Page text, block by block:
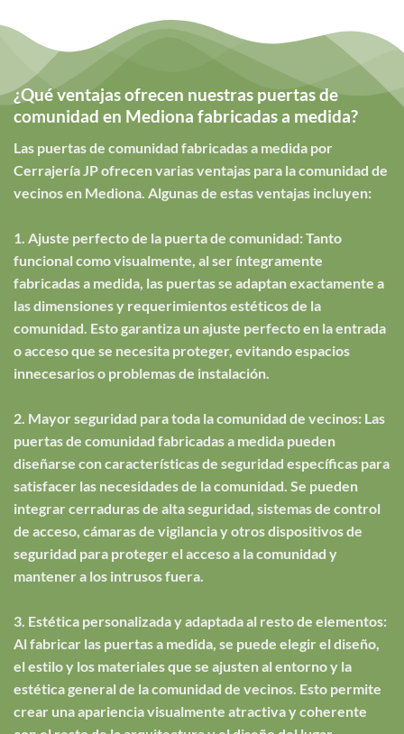
¿Qué ventajas ofrecen nuestras puertas de
comunidad en Mediona fabricadas a medida?
Las puertas de comunidad fabricadas a medida por
Cerrajería JP ofrecen varias ventajas para la comunidad de
vecinos en Mediona. Algunas de estas ventajas incluyen:
1. Ajuste perfecto de la puerta de comunidad: Tanto
funcional como visualmente, al ser íntegramente
fabricadas a medida, las puertas se adaptan exactamente a
las dimensiones y requerimientos estéticos de la
comunidad. Esto garantiza un ajuste perfecto en la entrada
o acceso que se necesita proteger, evitando espacios
innecesarios o problemas de instalación.
2. Mayor seguridad para toda la comunidad de vecinos: Las
puertas de comunidad fabricadas a medida pueden
diseñarse con características de seguridad específicas para
satisfacer las necesidades de la comunidad. Se pueden
integrar cerraduras de alta seguridad, sistemas de control
de acceso, cámaras de vigilancia y otros dispositivos de
seguridad para proteger el acceso a la comunidad y
mantener a los intrusos fuera.
3. Estética personalizada y adaptada al resto de elementos:
Al fabricar las puertas a medida, se puede elegir el diseño,
el estilo y los materiales que se ajusten al entorno y la
estética general de la comunidad de vecinos. Esto permite
crear una apariencia visualmente atractiva y coherente